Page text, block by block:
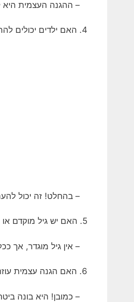
– ההגנה העצמית היא
4. האם ילדים יכולים להתחיל לתרגל הגנה עצמית?
– בהחלט! זה יכול
5. האם יש גיל מוקדם או מאוחר להתחיל?
– אין גיל מוגדר, אך
6. האם הגנה עצמית עוזרת במצבים חברתיים?
– כמובן! היא בונה